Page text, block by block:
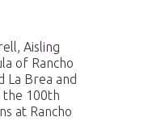
Aisling
of Rancho
La Brea and
the 100th
at Rancho